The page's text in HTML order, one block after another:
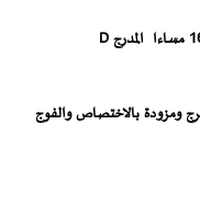
ومزودة بالاختصاص والفوج